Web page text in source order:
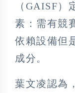
（GAISF）
素：需有競
依賴設備但
成分。
葉文凌認為